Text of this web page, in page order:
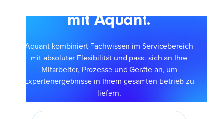
mit Aquant.
Aquant kombiniert Fachwissen im Servicebereich
mit absoluter Flexibilität und passt sich an Ihre
Mitarbeiter, Prozesse und Geräte an, um
Expertenergebnisse in Ihrem gesamten Betrieb zu
liefern.